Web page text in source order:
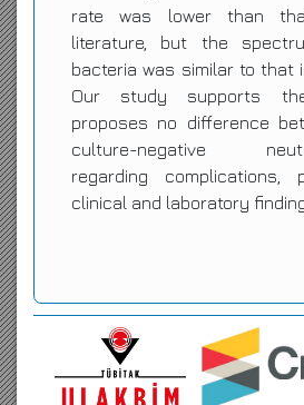
rate was lower than
literature, but the
bacteria was similar to that
Our study supports
proposes no difference
culture-negative
regarding complications,
clinical and laboratory